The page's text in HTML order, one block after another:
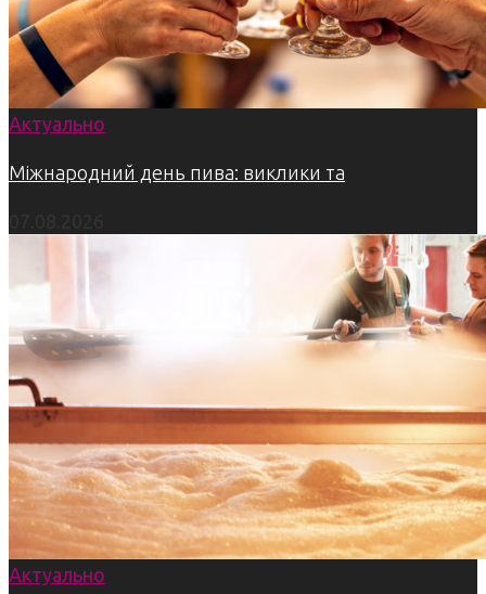
Актуально
Міжнародний день пива: виклики та
Актуально